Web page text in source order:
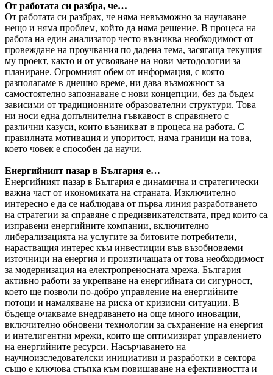
От работата си разбра, че…
От работата си разбрах, че няма невъзможно за научаване
нещо и няма проблем, който да няма решение. В процеса на
работа на един анализатор често възниква необходимост от
провеждане на проучвания по дадена тема, засягаща текущия
му проект, както и от усвояване на нови методологии за
планиране. Огромният обем от информация, с която
разполагаме в днешно време, ни дава възможност за
самостоятелно запознаване с нови концепции, без да бъдем
зависими от традиционните образователни структури. Това
ни носи една допълнителна гъвкавост в справянето с
различни казуси, които възникват в процеса на работа. С
правилната мотивация и упоритост, няма граници на това,
което човек е способен да научи.
Енергийният пазар в България е…
Енергийният пазар в България е динамична и стратегически
важна част от икономиката на страната. Изключително
интересно е да се наблюдава от първа линия разработването
на стратегии за справяне с предизвикателствата, пред които са
изправени енергийните компании, включително
либерализацията на услугите за битовите потребители,
нарастващия интерес към инвестиции във възобновяеми
източници на енергия и произтичащата от това необходимост
за модернизация на електропреносната мрежа. България
активно работи за укрепване на енергийната си сигурност,
което ще позволи по-добро управление на енергийните
потоци и намаляване на риска от кризисни ситуации. В
бъдеще очакваме внедряването на още много иновации,
включително обновени технологии за съхранение на енергия
и интелигентни мрежи, които ще оптимизират управлението
на енергийните ресурси. Насърчаването на
научноизследователски инициативи и разработки в сектора
също е ключова стъпка към повишаване на ефективността и